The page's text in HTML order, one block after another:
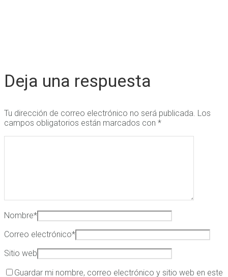
Deja una respuesta
Tu dirección de correo electrónico no será publicada. Los
campos obligatorios están marcados con *
Nombre*
Correo electrónico*
Sitio web
Guardar mi nombre, correo electrónico y sitio web en este